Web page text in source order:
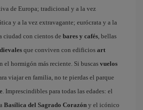
de Europa; tradicional y a la vez
y a la vez extravagante; eurócrata y a la
con cientos de bares y cafés, bellas
que conviven con edificios art
el hormigón más reciente. Si buscas vuelos
viajar en familia, no te pierdas el parque
. Imprescindibles para todas las edades: el
Basílica del Sagrado Corazón y el icónico